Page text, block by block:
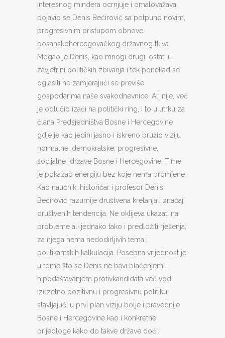
interesnog mindera ocrnjuje i omalovažava,
pojavio se Denis Bećirović sa potpuno novim,
progresivnim pristupom obnove
bosanskohercegovačkog državnog tkiva.
Mogao je Denis, kao mnogi drugi, ostati u
zavjetrini političkih zbivanja i tek ponekad se
oglasiti ne zamjerajući se previše
gospodarima naše svakodnevnice. Ali nije, već
je odlučio izaći na politički ring, i to u utrku za
člana Predsjedništva Bosne i Hercegovine
gdje je kao jedini jasno i iskreno pružio viziju
normalne, demokratske, progresivne,
socijalne države Bosne i Hercegovine. Time
je pokazao energiju bez koje nema promjene.
Kao naučnik, historičar i profesor Denis
Bećirović razumije društvena kretanja i značaj
društvenih tendencija. Ne oklijeva ukazati na
probleme ali jednako tako i predložiti rješenja;
za njega nema nedodirljivih tema i
politikantskih kalkulacija. Posebna vrijednost je
u tome što se Denis ne bavi blaćenjem i
nipodaštavanjem protivkandidata već vodi
izuzetno pozitivnu i progresivnu politiku,
stavljajući u prvi plan viziju bolje i pravednije
Bosne i Hercegovine kao i konkretne
prijedloge kako do takve države doći.